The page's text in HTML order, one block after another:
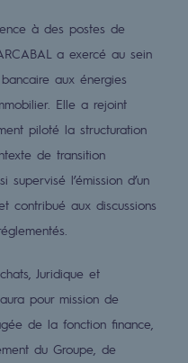
et CO2
à des postes de
a exercé au sein
aux énergies
Elle a rejoint
piloté la structuration
de transition
l’émission d’un
contribué aux discussions
Juridique et
pour mission de
de la fonction finance,
du Groupe, de